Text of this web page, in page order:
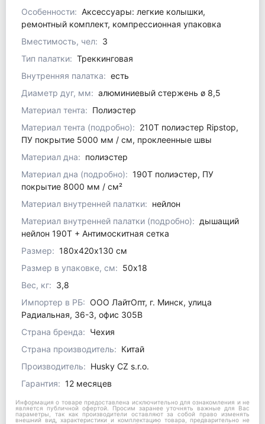
Особенности: Аксессуары: легкие колышки,
ремонтный комплект, компрессионная упаковка
Вместимость, чел: 3
Тип палатки: Треккинговая
Внутренняя палатка: есть
Диаметр дуг, мм: алюминиевый стержень ø 8,5
Материал тента: Полиэстер
Материал тента (подробно): 210T полиэстер Ripstop,
ПУ покрытие 5000 мм / см, проклеенные швы
Материал дна: полиэстер
Материал дна (подробно): 190T полиэстер, ПУ
покрытие 8000 мм / см²
Материал внутренней палатки: нейлон
Материал внутренней палатки (подробно): дышащий
нейлон 190T + Антимоскитная сетка
Размер: 180х420х130 см
Размер в упаковке, см: 50х18
Вес, кг: 3,8
Импортер в РБ: ООО ЛайтОпт, г. Минск, улица
Радиальная, 36-3, офис 305В
Страна бренда: Чехия
Страна производитель: Китай
Производитель: Husky CZ s.r.o.
Гарантия: 12 месяцев
Информация о товаре предоставлена исключительно для ознакомления и не
является публичной офертой. Просим заранее уточнять важные для Вас
параметры, так как производители оставляют за собой право изменять
внешний вид, характеристики и комплектацию товара, предварительно не